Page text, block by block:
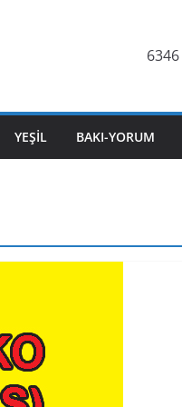
YEŞIL BAKI-YORUM